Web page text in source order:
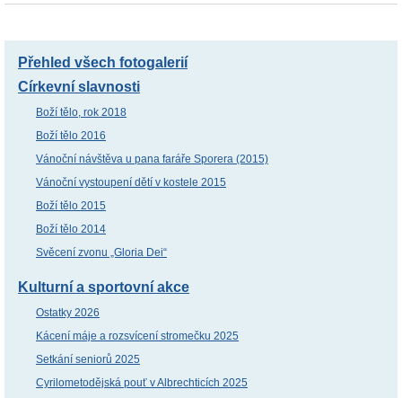
Přehled všech fotogalerií
Církevní slavnosti
Boží tělo, rok 2018
Boží tělo 2016
Vánoční návštěva u pana faráře Sporera (2015)
Vánoční vystoupení dětí v kostele 2015
Boží tělo 2015
Boží tělo 2014
Svěcení zvonu „Gloria Dei“
Kulturní a sportovní akce
Ostatky 2026
Kácení máje a rozsvícení stromečku 2025
Setkání seniorů 2025
Cyrilometodějská pouť v Albrechticích 2025